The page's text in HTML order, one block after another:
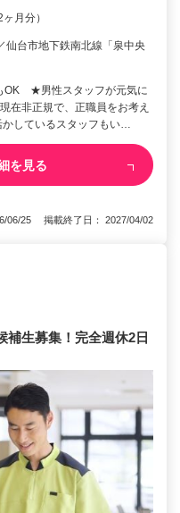
月分）
仙台市地下鉄南北線「泉中央
OK ★男性スタッフが元気に
在非正規で、正職員をお考え
しているスタッフもい…
を見る
06/25 掲載終了日： 2027/04/02
補生募集！完全週休2日